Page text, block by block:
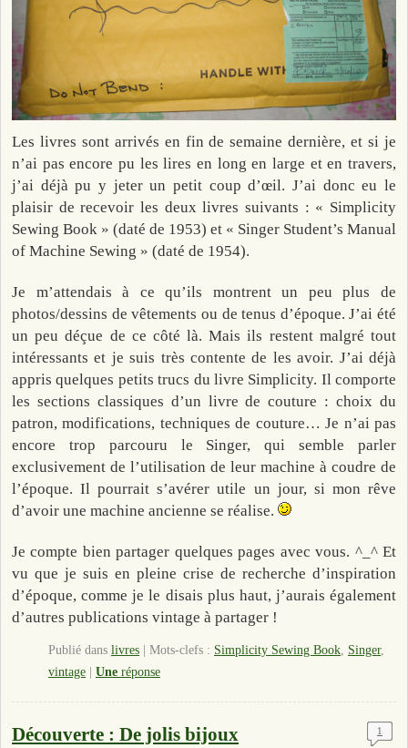
Les livres sont arrivés en fin de semaine dernière, et si je
n’ai pas encore pu les lires en long en large et en travers,
j’ai déjà pu y jeter un petit coup d’œil. J’ai donc eu le
plaisir de recevoir les deux livres suivants : « Simplicity
Sewing Book » (daté de 1953) et « Singer Student’s Manual
of Machine Sewing » (daté de 1954).
Je m’attendais à ce qu’ils montrent un peu plus de
photos/dessins de vêtements ou de tenus d’époque. J’ai été
un peu déçue de ce côté là. Mais ils restent malgré tout
intéressants et je suis très contente de les avoir. J’ai déjà
appris quelques petits trucs du livre Simplicity. Il comporte
les sections classiques d’un livre de couture : choix du
patron, modifications, techniques de couture… Je n’ai pas
encore trop parcouru le Singer, qui semble parler
exclusivement de l’utilisation de leur machine à coudre de
l’époque. Il pourrait s’avérer utile un jour, si mon rêve
d’avoir une machine ancienne se réalise.
Je compte bien partager quelques pages avec vous. ^_^ Et
vu que je suis en pleine crise de recherche d’inspiration
d’époque, comme je le disais plus haut, j’aurais également
d’autres publications vintage à partager !
Publié dans livres Mots-clefs : Simplicity Sewing Book, Singer,
vintage
Une réponse
Découverte : De jolis bijoux 1